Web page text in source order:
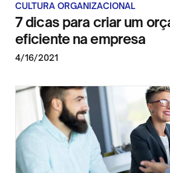
CULTURA ORGANIZACIONAL
7 dicas para criar um
eficiente na empresa
4/16/2021